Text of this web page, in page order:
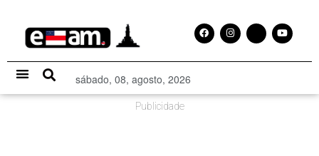
sábado, 08, agosto, 2026
Publicidade